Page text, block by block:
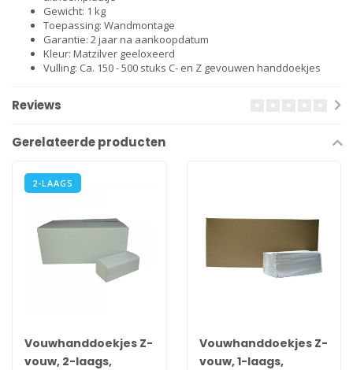
Gewicht: 1 kg
Toepassing: Wandmontage
Garantie: 2 jaar na aankoopdatum
Kleur: Matzilver geeloxeerd
Vulling: Ca. 150 - 500 stuks C- en Z gevouwen handdoekjes
Reviews
Gerelateerde producten
2-LAAGS
Vouwhanddoekjes Z-
vouw, 2-laags,
Vouwhanddoekjes Z-
vouw, 1-laags,